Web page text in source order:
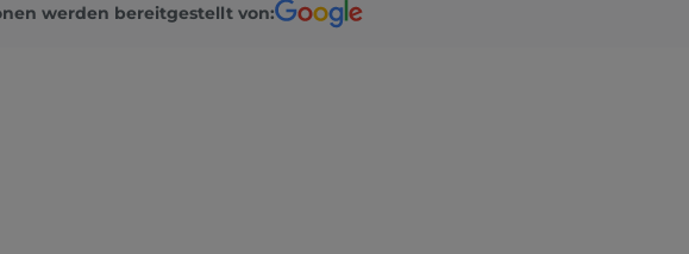
werden bereitgestellt von: